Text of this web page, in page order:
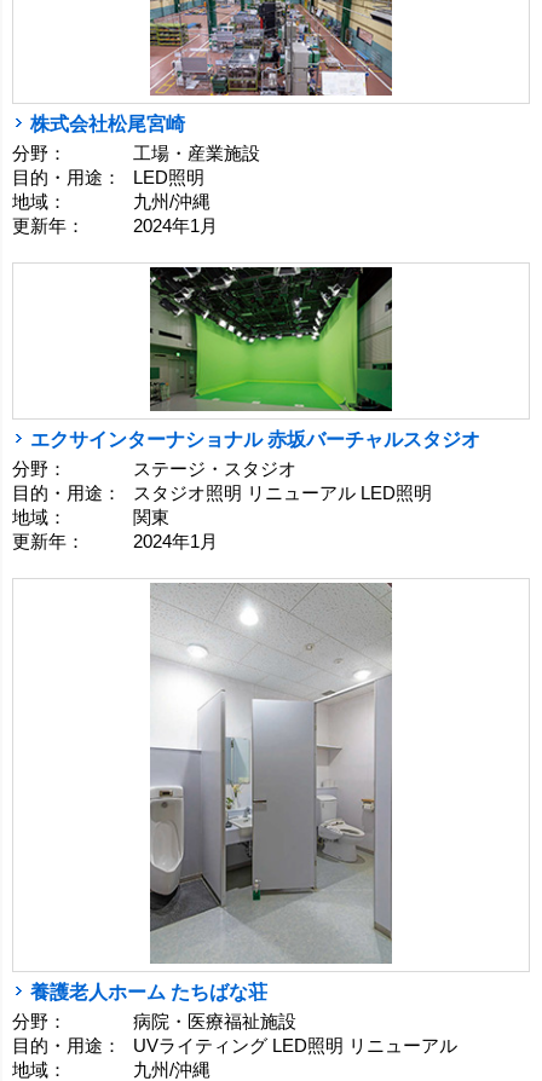
株式会社松尾宮崎
分野：
工場・産業施設
目的・用途：
LED照明
地域：
九州/沖縄
更新年：
2024年1月
エクサインターナショナル 赤坂バーチャルスタジオ
分野：
ステージ・スタジオ
目的・用途：
スタジオ照明 リニューアル LED照明
地域：
関東
更新年：
2024年1月
養護老人ホーム たちばな荘
分野：
病院・医療福祉施設
目的・用途：
UVライティング LED照明 リニューアル
地域：
九州/沖縄